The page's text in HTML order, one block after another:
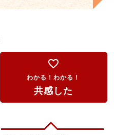
favorite_border
わかる！わかる！
共感した